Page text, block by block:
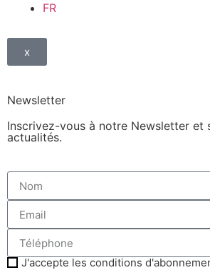
FR
x
Newsletter
Inscrivez-vous à notre Newsletter et
actualités.
J'accepte les conditions